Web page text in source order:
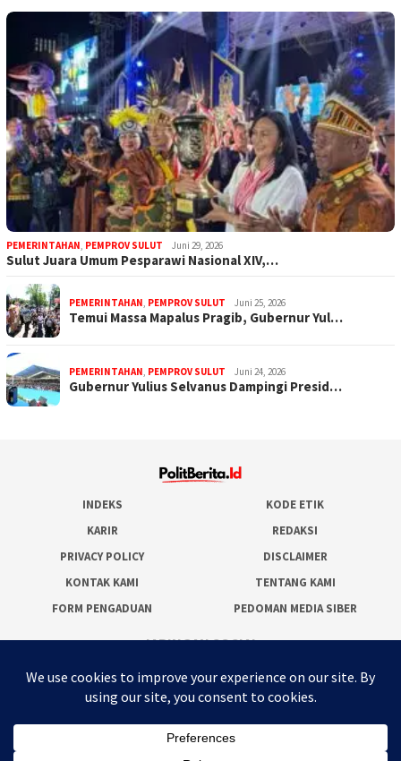
PEMERINTAHAN PEMPROV SULUT Juni 29, 2026
Sulut Juara Umum Pesparawi Nasional XIV,…
PEMERINTAHAN PEMPROV SULUT Juni 25, 2026
Temui Massa Mapalus Pragib, Gubernur Yul…
PEMERINTAHAN PEMPROV SULUT Juni 24, 2026
Gubernur Yulius Selvanus Dampingi Presid…
INDEKS
KODE ETIK
KARIR
REDAKSI
PRIVACY POLICY
DISCLAIMER
KONTAK KAMI
TENTANG KAMI
FORM PENGADUAN
PEDOMAN MEDIA SIBER
JARINGAN SOCIAL
Facebook
Twitter
WordPress
Instagram
Youtube
RSS